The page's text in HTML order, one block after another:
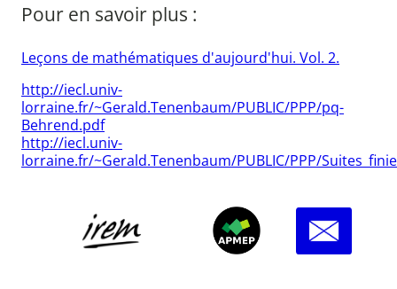
Pour en savoir plus :
Leçons de mathématiques d'aujourd'hui. Vol. 2.
http://iecl.univ-
lorraine.fr/~Gerald.Tenenbaum/PUBLIC/PPP/pq-
Behrend.pdf
http://iecl.univ-
lorraine.fr/~Gerald.Tenenbaum/PUBLIC/PPP/